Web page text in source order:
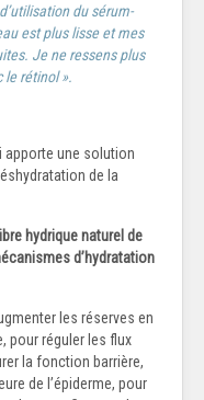
du sérum-
est plus lisse et mes
Je ne ressens plus
le rétinol ».
apporte une solution
de la
hydrique naturel de
d’hydratation
les réserves en
pour réguler les flux
la fonction barrière,
de l’épiderme, pour